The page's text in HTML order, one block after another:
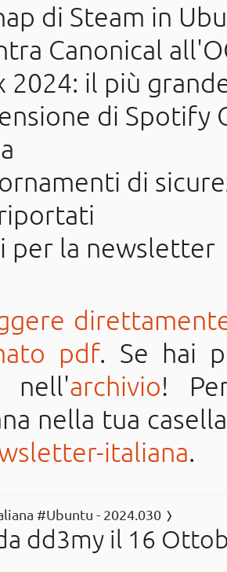
di Steam in
Canonical
2024: il più
di Spotify
di
per la newsletter
pdf. Se hai
nell'archivio!
nella tua
italiana.
#Ubuntu - 2024.030
dd3my il 16